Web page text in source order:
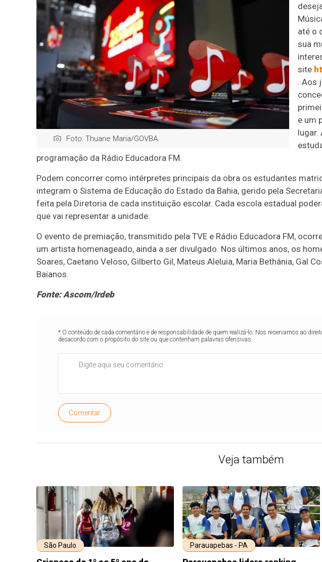
Foto: Thuane Maria/GOVBA
até o
sua
site
. Aos
e um
lugar.
programação da Rádio Educadora FM.
Podem concorrer como intérpretes principais da obra os estudantes
integram o Sistema de Educação do Estado da Bahia, gerido pela
feita pela Diretoria de cada instituição escolar. Cada escola estadual
que vai representar a unidade.
O evento de premiação, transmitido pela TVE e Rádio Educadora FM,
um artista homenageado, ainda a ser divulgado. Nos últimos anos, os
Soares, Caetano Veloso, Gilberto Gil, Mateus Aleluia, Maria Bethânia, Gal
Baianos.
Fonte: Ascom/Irdeb
* O conteúdo de cada comentário é de responsabilidade de quem realizá-lo. Nos reservamos ao
desacordo com o propósito do site ou que contenham palavras ofensivas.
Comentar
Veja também
São Paulo Parauapebas - PA